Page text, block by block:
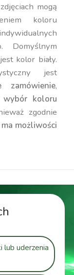
mogą
koloru
Domyślnym
kolor biały.
jest
zamówienie,
wybór koloru
zgodnie
możliwości
lub uderzenia